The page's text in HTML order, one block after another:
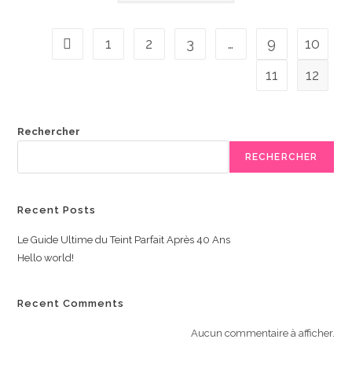
1 2 3 … 9
10
11
12
Rechercher
RECHERCHER
Recent Posts
Le Guide Ultime du Teint Parfait Après 40 Ans
Hello world!
Recent Comments
Aucun commentaire à afficher.